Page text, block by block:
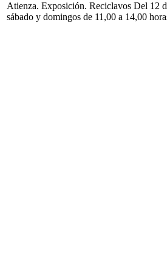
Atienza. Exposición. Reciclavos Del 12
sábado y domingos de 11,00 a 14,00